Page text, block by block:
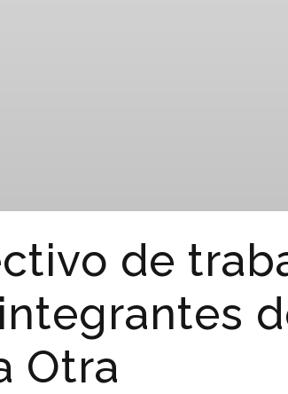
de
Otra